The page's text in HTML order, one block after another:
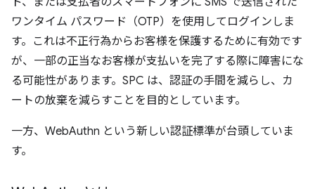
ワンタイム パスワード（OTP）を使用してログインしま
す。これは不正行為からお客様を保護するために有効です
が、一部の正当なお客様が支払いを完了する際に障害にな
る可能性があります。SPC は、認証の手間を減らし、カ
ートの放棄を減らすことを目的としています。
一方、WebAuthn という新しい認証標準が台頭していま
す。